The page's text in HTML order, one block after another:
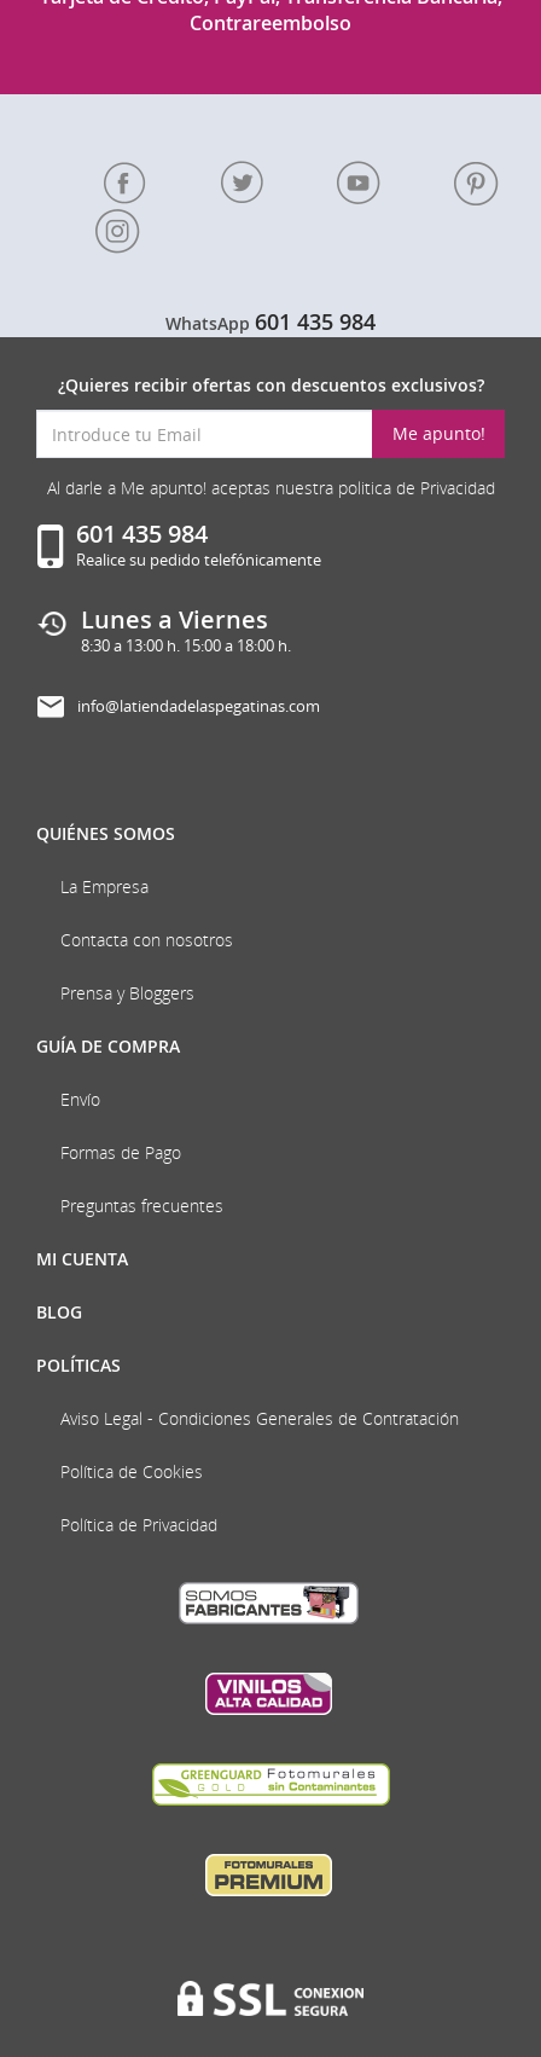
Contrareembolso
WhatsApp 601 435 984
¿Quieres recibir ofertas con descuentos exclusivos?
Me apunto!
Al darle a Me apunto! aceptas nuestra politica de Privacidad
601 435 984
Realice su pedido telefónicamente
Lunes a Viernes
8:30 a 13:00 h. 15:00 a 18:00 h.
info@latiendadelaspegatinas.com
QUIÉNES SOMOS
La Empresa
Contacta con nosotros
Prensa y Bloggers
GUÍA DE COMPRA
Envío
Formas de Pago
Preguntas frecuentes
MI CUENTA
BLOG
POLÍTICAS
Aviso Legal - Condiciones Generales de Contratación
Política de Cookies
Política de Privacidad